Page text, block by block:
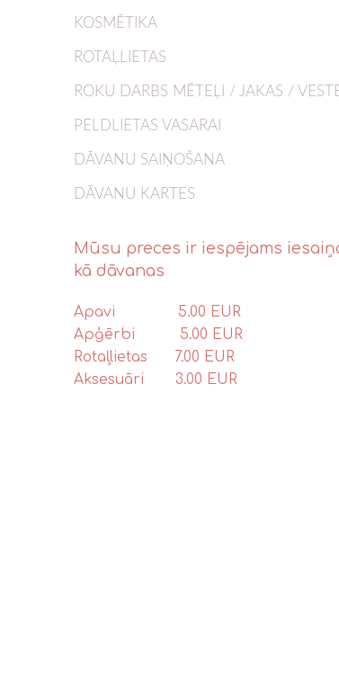
KOSMĒTIKA
ROTAĻLIETAS
ROKU DARBS MĒTEĻI / JAKAS /
PELDLIETAS VASARAI
DĀVANU SAIŅOŠANA
DĀVANU KARTES
Mūsu preces ir iespējams
kā dāvanas
Apavi 5.00 EUR
Apģērbi 5.00 EUR
Rotaļlietas 7.00 EUR
Aksesuāri 3.00 EUR